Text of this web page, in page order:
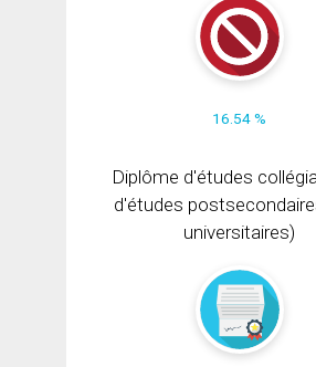
16.54 %
Diplôme d'études
d'études
universitaires)